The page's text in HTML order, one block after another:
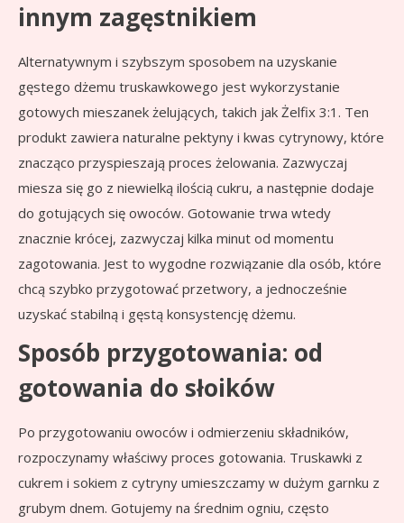
innym zagęstnikiem
Alternatywnym i szybszym sposobem na uzyskanie
gęstego dżemu truskawkowego jest wykorzystanie
gotowych mieszanek żelujących, takich jak Żelfix 3:1. Ten
produkt zawiera naturalne pektyny i kwas cytrynowy, które
znacząco przyspieszają proces żelowania. Zazwyczaj
miesza się go z niewielką ilością cukru, a następnie dodaje
do gotujących się owoców. Gotowanie trwa wtedy
znacznie krócej, zazwyczaj kilka minut od momentu
zagotowania. Jest to wygodne rozwiązanie dla osób, które
chcą szybko przygotować przetwory, a jednocześnie
uzyskać stabilną i gęstą konsystencję dżemu.
Sposób przygotowania: od
gotowania do słoików
Po przygotowaniu owoców i odmierzeniu składników,
rozpoczynamy właściwy proces gotowania. Truskawki z
cukrem i sokiem z cytryny umieszczamy w dużym garnku z
grubym dnem. Gotujemy na średnim ogniu, często